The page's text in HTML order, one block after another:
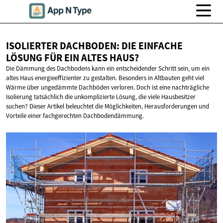
ISOLIERTER DACHBODEN: DIE EINFACHE
LÖSUNG FÜR EINALTES HAUS?
Die Dämmung des Dachbodens kann ein entscheidender Schritt sein, um ein
altes Haus energieeffizienter zu gestalten. Besonders in Altbauten geht viel
Wärme über ungedämmte Dachböden verloren. Doch ist eine nachträgliche
Isolierung tatsächlich die unkomplizierte Lösung, die viele Hausbesitzer
suchen? Dieser Artikel beleuchtet die Möglichkeiten, Herausforderungen und
Vorteile einer fachgerechten Dachbodendämmung.